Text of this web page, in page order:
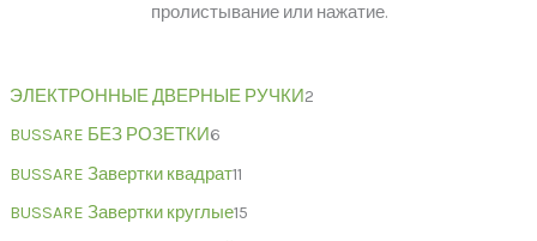
пролистывание или нажатие.
ЭЛЕКТРОННЫЕ ДВЕРНЫЕ РУЧКИ2
BUSSARE БЕЗ РОЗЕТКИ6
BUSSARE Завертки квадрат11
BUSSARE Завертки круглые15